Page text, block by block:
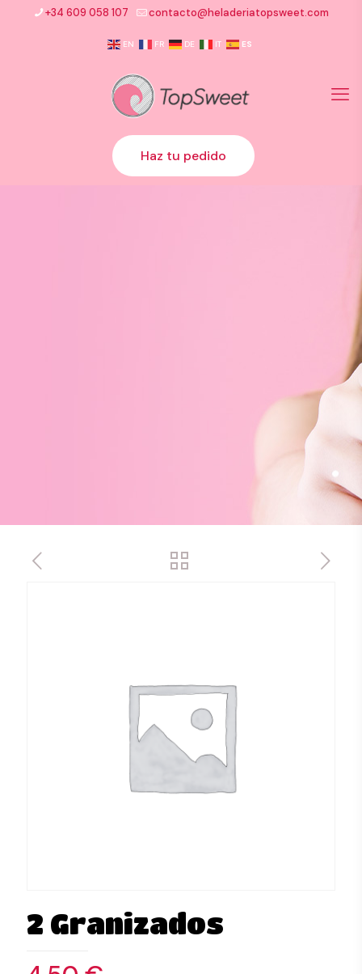
+34 609 058 107 contacto@heladeriatopsweet.com
EN FR DE IT ES
Haz tu pedido
2 Granizados